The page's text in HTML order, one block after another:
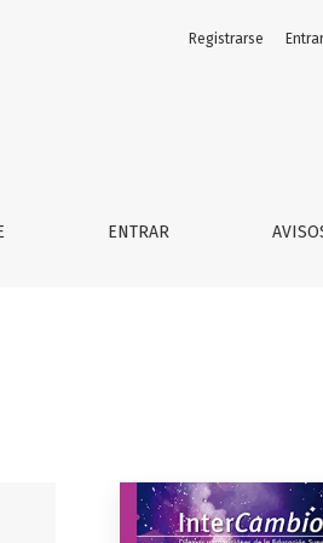
ENTRAR
Registrarse Entrar